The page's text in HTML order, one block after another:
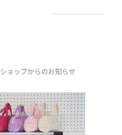
ショップからのお知らせ